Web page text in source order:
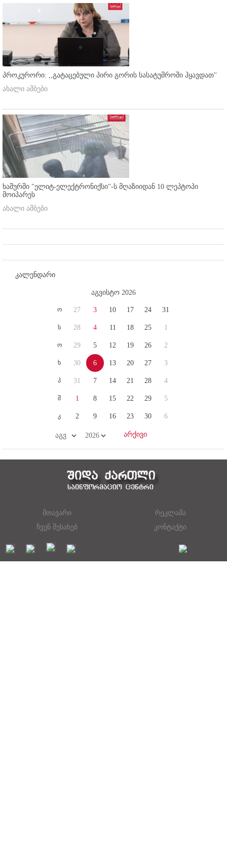
პროკურორი: ,,გატაცებული პირი გორის სასატუმროში ჰყავდათ''
ახალი ამბები
ხაშურში "ელიტ-ელექტრონიქსი"-ს მღაზიიდან 10 ლეპტოპი
მოიპარეს
ახალი ამბები
კალენდარი
აგვისტო 2026
ო
ს
ო
ხ
პ
შ
კ
27
28
29
30
31
1
2
3
4
5
6
7
8
9
10
11
12
13
14
15
16
17
18
19
20
21
22
23
24
25
26
27
28
29
30
31
1
2
3
4
5
6
მთავარი
რეკლამა
ჩვენ შესახებ
კონტაქტი